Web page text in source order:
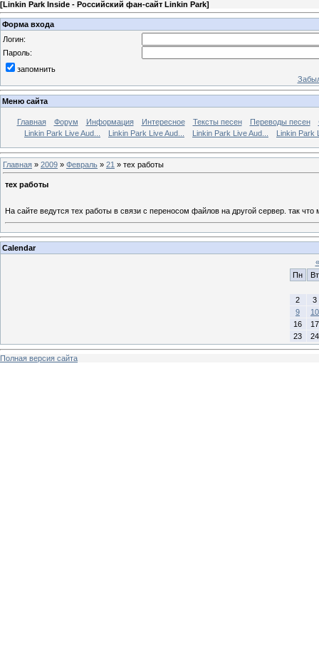
[Linkin Park Inside - Российский фан-сайт Linkin Park]
Форма входа
Логин:
Пароль:
запомнить
Меню сайта
Главная Форум Информация Интересное Тексты песен Переводы песен
Linkin Park Live Aud...
Linkin Park Live Aud... Linkin Park Live Aud... Linkin Park
Главная » 2009 » Февраль » 21 » тех работы
тех работы
На сайте ведутся тех работы в связи с переносом файлов на другой сервер. так
Calendar
«
Пн
Вт
2
3
9
10
16
17
23
24
Полная версия сайта